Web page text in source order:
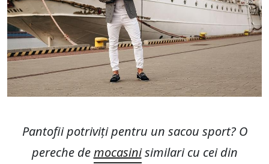
Pantofii potriviți pentru un sacou sport? O
pereche democasinisimilari cu cei din